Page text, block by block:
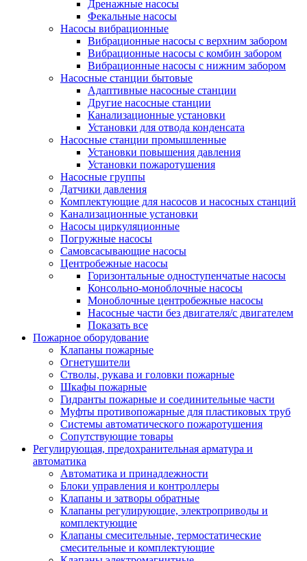
Дренажные насосы
Фекальные насосы
Насосы вибрационные
Вибрационные насосы с верхним забором
Вибрационные насосы с комбин забором
Вибрационные насосы с нижним забором
Насосные станции бытовые
Адаптивные насосные станции
Другие насосные станции
Канализационные установки
Установки для отвода конденсата
Насосные станции промышленные
Установки повышения давления
Установки пожаротушения
Насосные группы
Датчики давления
Комплектующие для насосов и насосных станций
Канализационные установки
Насосы циркуляционные
Погружные насосы
Самовсасывающие насосы
Центробежные насосы
Горизонтальные одноступенчатые насосы
Консольно-моноблочные насосы
Моноблочные центробежные насосы
Насосные части без двигателя/с двигателем
Показать все
Пожарное оборудование
Клапаны пожарные
Огнетушители
Стволы, рукава и головки пожарные
Шкафы пожарные
Гидранты пожарные и соединительные части
Муфты противопожарные для пластиковых труб
Системы автоматического пожаротушения
Сопутствующие товары
Регулирующая, предохранительная арматура и
автоматика
Автоматика и принадлежности
Блоки управления и контроллеры
Клапаны и затворы обратные
Клапаны регулирующие, электроприводы и
комплектующие
Клапаны смесительные, термостатические
смесительные и комплектующие